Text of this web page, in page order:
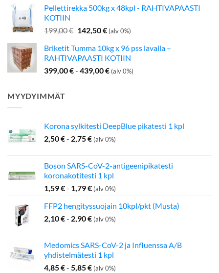
oli:
on:
Pellettirekka 500kg x 48kpl - RAHTIVAPAASTI
KOTIIN
199,00€ Alkuperäinen
oli:
199,00 €.
142,50€Nykyinen
on:
142,50 €.
(alv 0%)
Briketit Tumma 10kg x 96 pss lavalla –
RAHTIVAPAASTI KOTIIN
399,00€- 439,00€ (alv 0%)
MYYDYIMMÄT
Korona sylkitesti DeepBlue pikatesti 1 kpl
2,50€- 2,75€ (alv 0%)
Boson SARS-CoV-2-antigeenipikatesti
koronakotitesti 1 kpl
1,59€- 1,79€ (alv 0%)
FFP2 hengityssuojain 10kpl/pkt (Musta)
2,10€- 2,90€ (alv 0%)
Medomics SARS-CoV-2 ja Influenssa A/B
yhdistelmätesti 1 kpl
4,85€- 5,85€ (alv 0%)